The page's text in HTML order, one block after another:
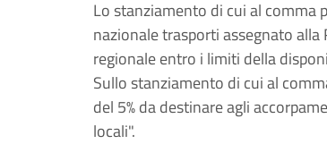
Lo stanziamento di cui al comma
nazionale trasporti assegnato
regionale entro i limiti della
Sullo stanziamento di cui al
del 5% da destinare agli
locali".